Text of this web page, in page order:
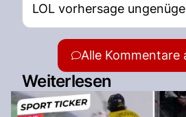
LOL vorhersage
Alle Kommentare
Weiterlesen